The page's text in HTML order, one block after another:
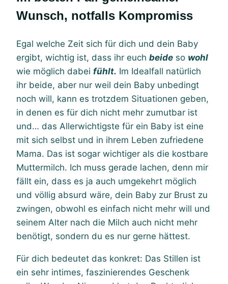
Wunsch, notfalls Kompromiss
Egal welche Zeit sich für dich und dein Baby
ergibt, wichtig ist, dass ihr euch beide so wohl
wie möglich dabei fühlt. Im Idealfall natürlich
ihr beide, aber nur weil dein Baby unbedingt
noch will, kann es trotzdem Situationen geben,
in denen es für dich nicht mehr zumutbar ist
und… das Allerwichtigste für ein Baby ist eine
mit sich selbst und in ihrem Leben zufriedene
Mama. Das ist sogar wichtiger als die kostbare
Muttermilch. Ich muss gerade lachen, denn mir
fällt ein, dass es ja auch umgekehrt möglich
und völlig absurd wäre, dein Baby zur Brust zu
zwingen, obwohl es einfach nicht mehr will und
seinem Alter nach die Milch auch nicht mehr
benötigt, sondern du es nur gerne hättest.
Für dich bedeutet das konkret: Das Stillen ist
ein sehr intimes, faszinierendes Geschenk